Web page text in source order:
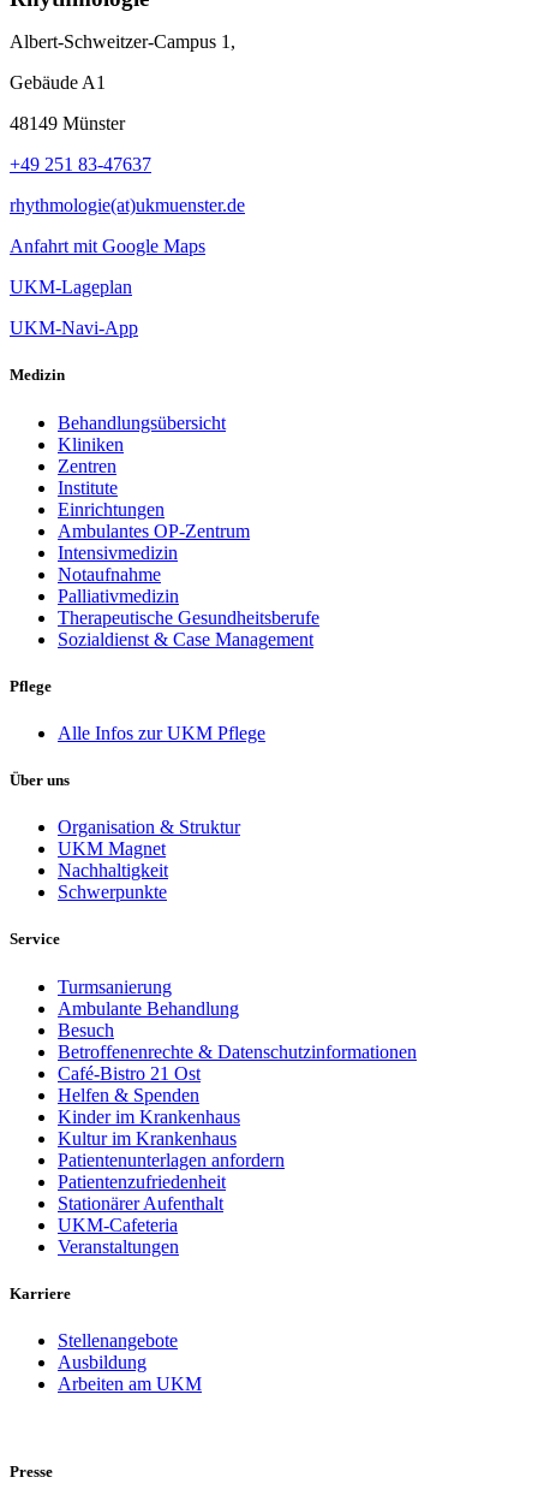
Albert-Schweitzer-Campus 1,
Gebäude A1
48149 Münster
+49 251 83-47637
rhythmologie(at)ukmuenster.de
Anfahrt mit Google Maps
UKM-Lageplan
UKM-Navi-App
Medizin
Behandlungsübersicht
Kliniken
Zentren
Institute
Einrichtungen
Ambulantes OP-Zentrum
Intensivmedizin
Notaufnahme
Palliativmedizin
Therapeutische Gesundheitsberufe
Sozialdienst & Case Management
Pflege
Alle Infos zur UKM Pflege
Über uns
Organisation & Struktur
UKM Magnet
Nachhaltigkeit
Schwerpunkte
Service
Turmsanierung
Ambulante Behandlung
Besuch
Betroffenenrechte & Datenschutzinformationen
Café-Bistro 21 Ost
Helfen & Spenden
Kinder im Krankenhaus
Kultur im Krankenhaus
Patientenunterlagen anfordern
Patientenzufriedenheit
Stationärer Aufenthalt
UKM-Cafeteria
Veranstaltungen
Karriere
Stellenangebote
Ausbildung
Arbeiten am UKM
Presse